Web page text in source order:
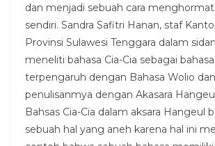
dan menjadi sebuah cara
sendiri. Sandra Safitri Hanan, staf
Provinsi Sulawesi Tenggara dalam
meneliti bahasa Cia-Cia sebagai
terpengaruh dengan Bahasa Wolio
penulisanmya dengan Akasara
Bahsas Cia-Cia dalam aksara Hangeul
sebuah hal yang aneh karena hal ini